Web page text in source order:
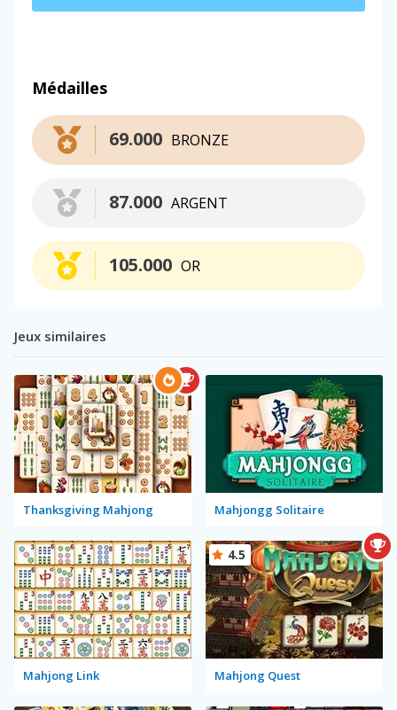
Médailles
BRONZE
69.000
ARGENT
87.000
OR
105.000
Jeux similaires
Thanksgiving Mahjong Mahjongg Solitaire
Mahjong Link Mahjong Quest
4.5